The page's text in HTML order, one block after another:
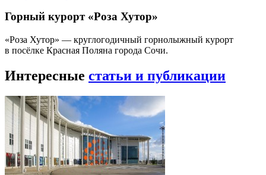
Горный курорт «Роза Хутор»
«Роза Хутор» — круглогодичный горнолыжный курорт
в посёлке Красная Поляна города Сочи.
Интересные статьи и публикации